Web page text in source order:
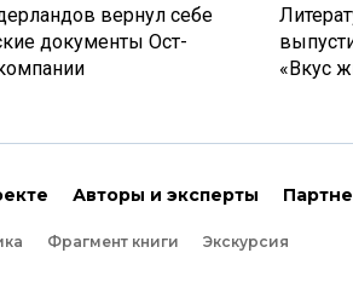
вернул себе
документы Ост-
«Вкус
Авторы и эксперты
Фрагмент книги Экскурсия